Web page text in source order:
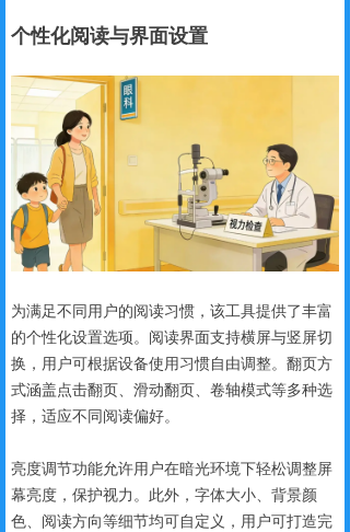
个性化阅读与界面设置
为满足不同用户的阅读习惯，该工具提供了丰富
的个性化设置选项。阅读界面支持横屏与竖屏切
换，用户可根据设备使用习惯自由调整。翻页方
式涵盖点击翻页、滑动翻页、卷轴模式等多种选
择，适应不同阅读偏好。
亮度调节功能允许用户在暗光环境下轻松调整屏
幕亮度，保护视力。此外，字体大小、背景颜
色、阅读方向等细节均可自定义，用户可打造完